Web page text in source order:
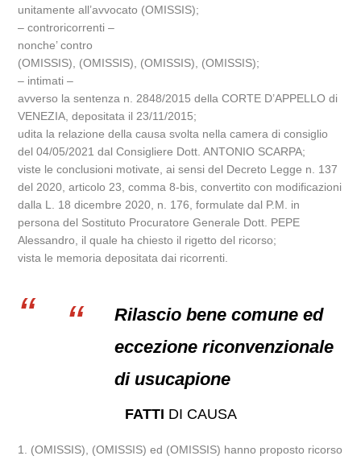
unitamente all’avvocato (OMISSIS);
– controricorrenti –
nonche’ contro
(OMISSIS), (OMISSIS), (OMISSIS), (OMISSIS);
– intimati –
avverso la sentenza n. 2848/2015 della CORTE D’APPELLO di
VENEZIA, depositata il 23/11/2015;
udita la relazione della causa svolta nella camera di consiglio
del 04/05/2021 dal Consigliere Dott. ANTONIO SCARPA;
viste le conclusioni motivate, ai sensi del Decreto Legge n. 137
del 2020, articolo 23, comma 8-bis, convertito con modificazioni
dalla L. 18 dicembre 2020, n. 176, formulate dal P.M. in
persona del Sostituto Procuratore Generale Dott. PEPE
Alessandro, il quale ha chiesto il rigetto del ricorso;
vista le memoria depositata dai ricorrenti.
Rilascio bene comune ed
eccezione riconvenzionale
di usucapione
FATTI DI CAUSA
1. (OMISSIS), (OMISSIS) ed (OMISSIS) hanno proposto ricorso